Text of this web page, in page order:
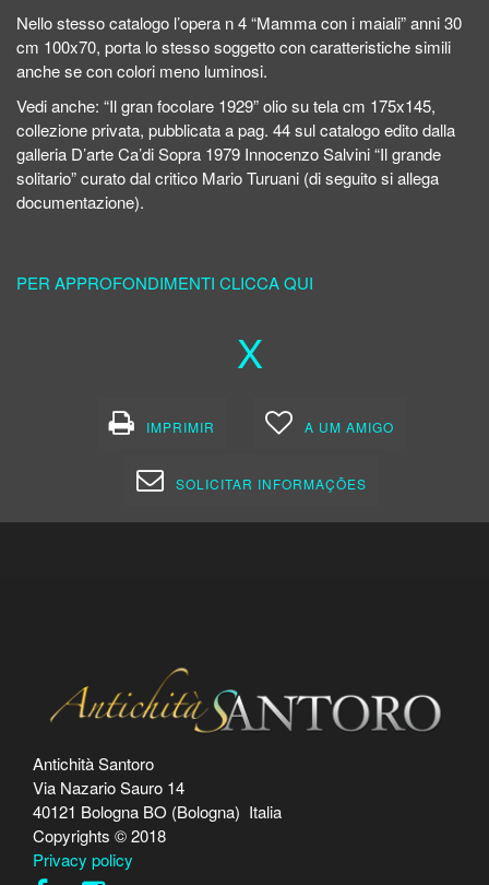
Nello stesso catalogo l’opera n 4 “Mamma con i maiali” anni 30
cm 100x70, porta lo stesso soggetto con caratteristiche simili
anche se con colori meno luminosi.
Vedi anche: “Il gran focolare 1929” olio su tela cm 175x145,
collezione privata, pubblicata a pag. 44 sul catalogo edito dalla
galleria D’arte Ca’di Sopra 1979 Innocenzo Salvini “Il grande
solitario” curato dal critico Mario Turuani (di seguito si allega
documentazione).
PER APPROFONDIMENTI CLICCA QUI
X
IMPRIMIR A UM AMIGO
SOLICITAR INFORMAÇÕES
Antichità Santoro
Via Nazario Sauro 14
40121 Bologna BO (Bologna) Italia
Copyrights © 2018
Privacy policy